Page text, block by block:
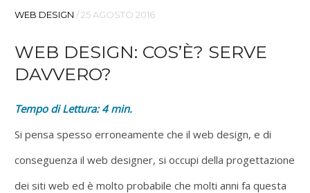
WEB DESIGN /25 AGOSTO 2016
WEB DESIGN: COS’È? SERVE
DAVVERO?
Tempo di Lettura:4 min.
Si pensa spesso erroneamente che il web design, e di
conseguenza il web designer, si occupi della progettazione
dei siti web ed è molto probabile che molti anni fa questa